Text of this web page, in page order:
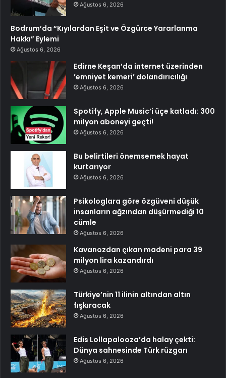
Ağustos 6, 2026
Bodrum’da “Kıyılardan Eşit ve Özgürce Yararlanma
Hakkı” Eylemi
Ağustos 6, 2026
Edirne Keşan’da internet üzerinden
’emniyet kemeri’ dolandırıcılığı
Ağustos 6, 2026
Spotify, Apple Music’i üçe katladı: 300
milyon aboneyi geçti!
Ağustos 6, 2026
Bu belirtileri önemsemek hayat
kurtarıyor
Ağustos 6, 2026
Psikologlara göre özgüveni düşük
insanların ağzından düşürmediği 10
cümle
Ağustos 6, 2026
Kavanozdan çıkan madeni para 39
milyon lira kazandırdı
Ağustos 6, 2026
Türkiye’nin 11 ilinin altından altın
fışkıracak
Ağustos 6, 2026
Edis Lollapalooza’da halay çekti:
Dünya sahnesinde Türk rüzgarı
Ağustos 6, 2026